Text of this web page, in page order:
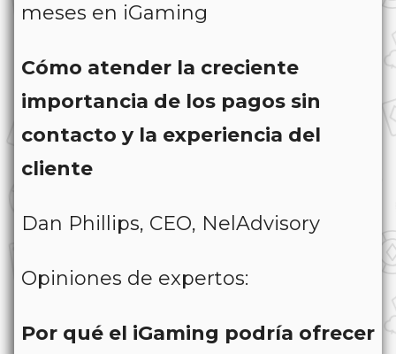
meses en iGaming
Cómo atender la creciente
importancia de los pagos sin
contacto y la experiencia del
cliente
Dan Phillips, CEO, NelAdvisory
Opiniones de expertos:
Por qué el iGaming podría ofrecer